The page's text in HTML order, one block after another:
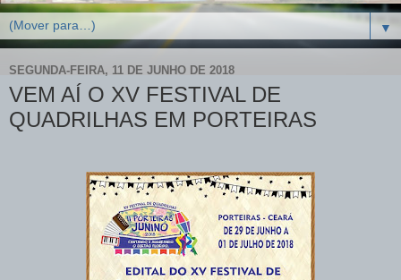
▼
SEGUNDA-FEIRA, 11 DE JUNHO DE 2018
VEM AÍ O XV FESTIVAL DE
QUADRILHAS EM PORTEIRAS